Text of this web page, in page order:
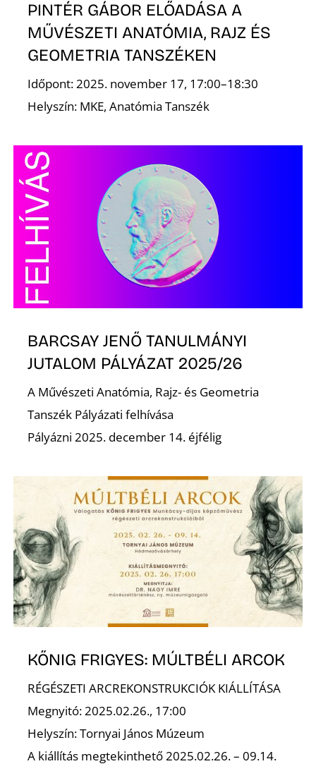
PINTÉR GÁBOR ELŐADÁSA A
MŰVÉSZETI ANATÓMIA, RAJZ ÉS
GEOMETRIA TANSZÉKEN
Időpont: 2025. november 17, 17:00–18:30
Helyszín: MKE, Anatómia Tanszék
BARCSAY JENŐ TANULMÁNYI
JUTALOM PÁLYÁZAT 2025/26
A Művészeti Anatómia, Rajz- és Geometria
Tanszék Pályázati felhívása
Pályázni 2025. december 14. éjfélig
KŐNIG FRIGYES: MÚLTBÉLI ARCOK
RÉGÉSZETI ARCREKONSTRUKCIÓK KIÁLLÍTÁSA
Megnyitó: 2025.02.26., 17:00
Helyszín: Tornyai János Múzeum
A kiállítás megtekinthető 2025.02.26. – 09.14.